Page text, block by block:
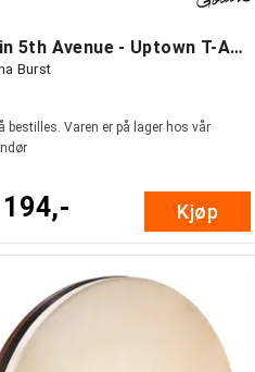
Godin 5th Avenue - Uptown T-Armond
Burst
bestilles. Varen er på lager hos vår
Kjøp